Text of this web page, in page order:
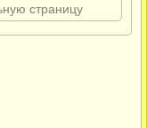
страницу